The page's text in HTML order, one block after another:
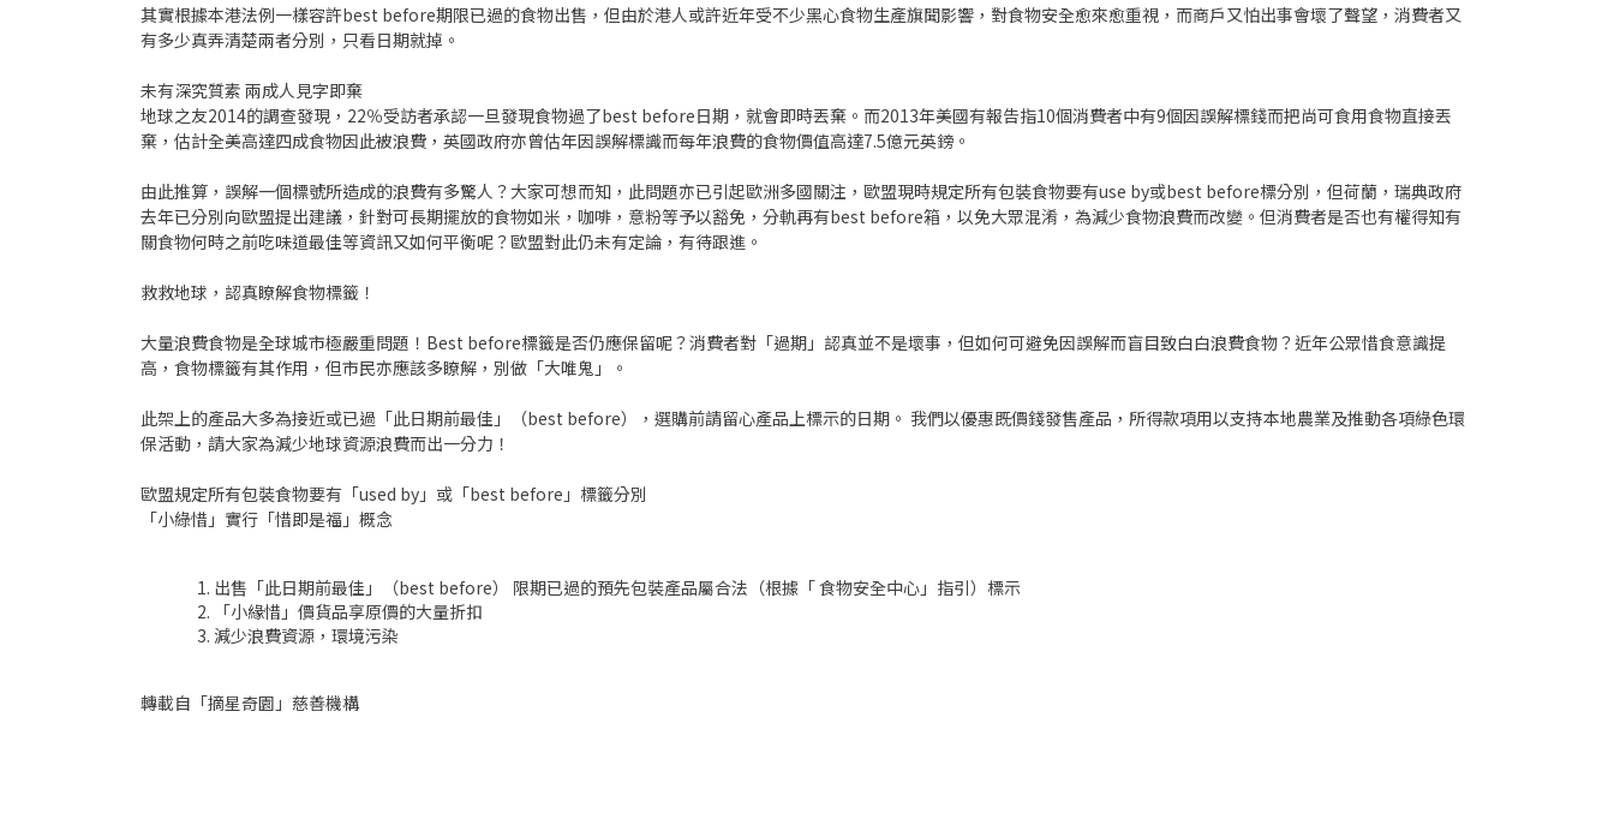
其實根據本港法例一樣容許best before期限已過的食物出售，但由於港人或許近年受不少黑心食物生產旗聞影響，對食物安全愈來愈重視，而商戶又怕出事會壞了聲望，消費者又
有多少真弄清楚兩者分別，只看日期就掉。
未有深究質素 兩成人見字即棄
地球之友2014的調查發現，22％受訪者承認一旦發現食物過了best before日期，就會即時丟棄。而2013年美國有報告指10個消費者中有9個因誤解標錢而把尚可食用食物直接丟
棄，估計全美高達四成食物因此被浪費，英國政府亦曾估年因誤解標識而每年浪費的食物價值高達7.5億元英鎊。
由此推算，誤解一個標號所造成的浪費有多驚人？大家可想而知，此問題亦已引起歐洲多國關注，歐盟現時規定所有包裝食物要有use by或best before標分別，但荷蘭，瑞典政府
去年已分別向歐盟提出建議，針對可長期擺放的食物如米，咖啡，意粉等予以豁免，分軌再有best before箱，以免大眾混淆，為減少食物浪費而改變。但消費者是否也有權得知有
關食物何時之前吃味道最佳等資訊又如何平衡呢？歐盟對此仍未有定論，有待跟進。
救救地球，認真瞭解食物標籤！
大量浪費食物是全球城市極嚴重問題！Best before標籤是否仍應保留呢？消費者對「過期」認真並不是壞事，但如何可避免因誤解而盲目致白白浪費食物？近年公眾惜食意識提
高，食物標籤有其作用，但市民亦應該多瞭解，別做「大唯鬼」。
此架上的產品大多為接近或已過「此日期前最佳」（best before），選購前請留心產品上標示的日期。 我們以優惠既價錢發售產品，所得款項用以支持本地農業及推動各項綠色環
保活動，請大家為減少地球資源浪費而出一分力！
歐盟規定所有包裝食物要有「used by」或「best before」標籤分別
「小綠惜」實行「惜即是福」概念
出售「此日期前最佳」（best before） 限期已過的預先包裝產品屬合法（根據「 食物安全中心」指引）標示
「小緣惜」價貨品享原價的大量折扣
減少浪費資源，環境污染
轉載自「摘星奇園」慈善機構